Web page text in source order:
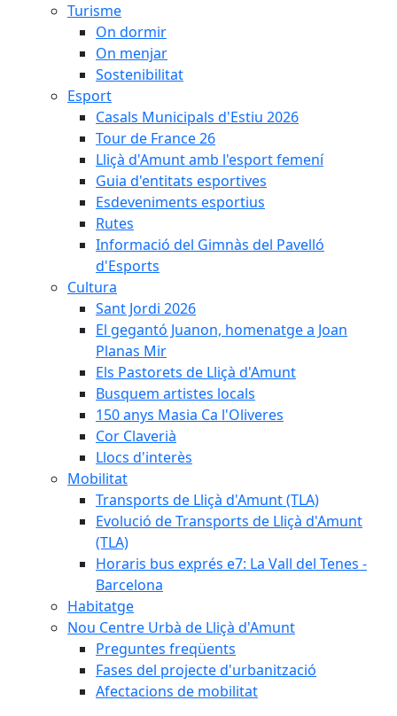
Turisme
On dormir
On menjar
Sostenibilitat
Esport
Casals Municipals d'Estiu 2026
Tour de France 26
Lliçà d'Amunt amb l'esport femení
Guia d'entitats esportives
Esdeveniments esportius
Rutes
Informació del Gimnàs del Pavelló
d'Esports
Cultura
Sant Jordi 2026
El gegantó Juanon, homenatge a Joan
Planas Mir
Els Pastorets de Lliçà d'Amunt
Busquem artistes locals
150 anys Masia Ca l'Oliveres
Cor Claverià
Llocs d'interès
Mobilitat
Transports de Lliçà d'Amunt (TLA)
Evolució de Transports de Lliçà d'Amunt
(TLA)
Horaris bus exprés e7: La Vall del Tenes -
Barcelona
Habitatge
Nou Centre Urbà de Lliçà d'Amunt
Preguntes freqüents
Fases del projecte d'urbanització
Afectacions de mobilitat